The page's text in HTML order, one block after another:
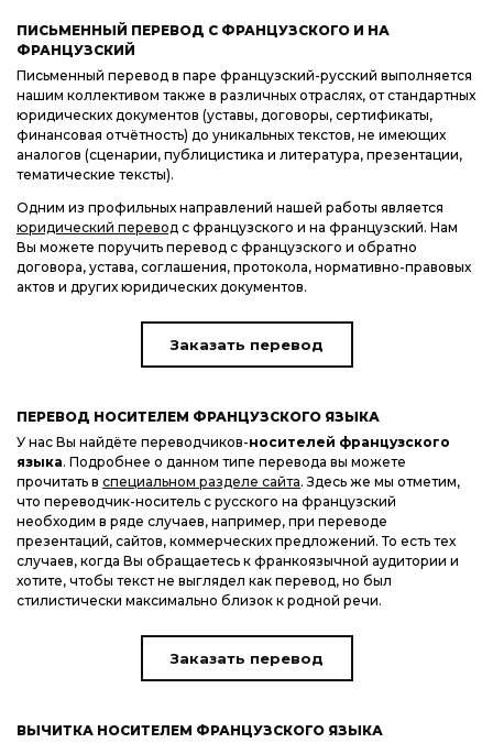
ПИСЬМЕННЫЙ ПЕРЕВОД С ФРАНЦУЗСКОГО И НА
ФРАНЦУЗСКИЙ
Письменный перевод в паре французский-русский выполняется
нашим коллективом также в различных отраслях, от стандартных
юридических документов (уставы, договоры, сертификаты,
финансовая отчётность) до уникальных текстов, не имеющих
аналогов (сценарии, публицистика и литература, презентации,
тематические тексты).
Одним из профильных направлений нашей работы является
юридический перевод с французского и на французский. Нам
Вы можете поручить перевод с французского и обратно
договора, устава, соглашения, протокола, нормативно-правовых
актов и других юридических документов.
Заказать перевод
ПЕРЕВОД НОСИТЕЛЕМ ФРАНЦУЗСКОГО ЯЗЫКА
У нас Вы найдёте переводчиков-носителей французского
языка. Подробнее о данном типе перевода вы можете
прочитать в специальном разделе сайта. Здесь же мы отметим,
что переводчик-носитель с русского на французский
необходим в ряде случаев, например, при переводе
презентаций, сайтов, коммерческих предложений. То есть тех
случаев, когда Вы обращаетесь к франкоязычной аудитории и
хотите, чтобы текст не выглядел как перевод, но был
стилистически максимально близок к родной речи.
Заказать перевод
ВЫЧИТКА НОСИТЕЛЕМ ФРАНЦУЗСКОГО ЯЗЫКА